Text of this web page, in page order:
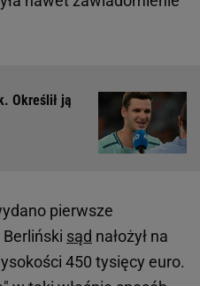
Określił ją
pierwsze
sąd nałożył na
450 tysięcy euro.